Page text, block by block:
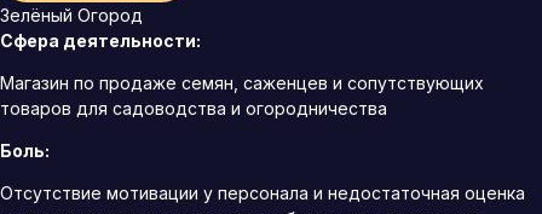
Зелёный Огород
Сфера деятельности:
Магазин по продаже семян, саженцев и сопутствующих
товаров для садоводства и огородничества
Боль:
Отсутствие мотивации у персонала и недостаточная оценка